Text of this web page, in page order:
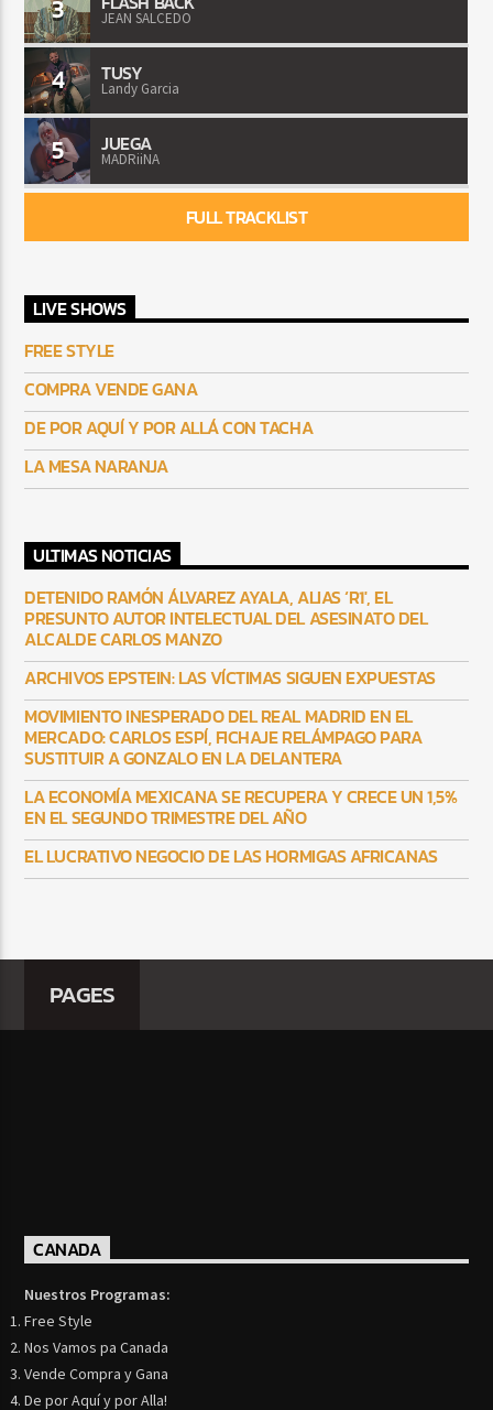
3 JEAN SALCEDO
4 TUSY
Landy Garcia
5 JUEGA
MADRiiNA
FULL TRACKLIST
LIVE SHOWS
FREE STYLE
COMPRA VENDE GANA
DE POR AQUÍ Y POR ALLÁ CON TACHA
LA MESA NARANJA
ULTIMAS NOTICIAS
DETENIDO RAMÓN ÁLVAREZ AYALA, ALIAS ‘R1′, EL
PRESUNTO AUTOR INTELECTUAL DEL ASESINATO DEL
ALCALDE CARLOS MANZO
ARCHIVOS EPSTEIN: LAS VÍCTIMAS SIGUEN EXPUESTAS
MOVIMIENTO INESPERADO DEL REAL MADRID EN EL
MERCADO: CARLOS ESPÍ, FICHAJE RELÁMPAGO PARA
SUSTITUIR A GONZALO EN LA DELANTERA
LA ECONOMÍA MEXICANA SE RECUPERA Y CRECE UN 1,5%
EN EL SEGUNDO TRIMESTRE DEL AÑO
EL LUCRATIVO NEGOCIO DE LAS HORMIGAS AFRICANAS
PAGES
CANADA
Nuestros Programas:
Free Style
Nos Vamos pa Canada
Vende Compra y Gana
De por Aquí y por Alla!